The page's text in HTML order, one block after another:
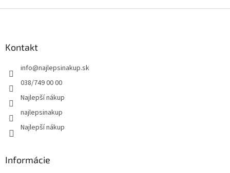
Kontakt
info@najlepsinakup.sk
038/749 00 00
Najlepší nákup
najlepsinakup
Najlepší nákup
Informácie